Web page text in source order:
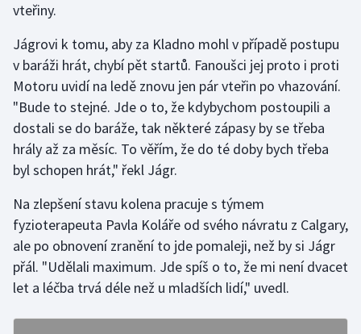
Triatlon
Veslování
Vodní slalom
Volejbal
Ostatní
vteřiny.
Jágrovi k tomu, aby za Kladno mohl v případě postupu
v baráži hrát, chybí pět startů. Fanoušci jej proto i proti
Motoru uvidí na ledě znovu jen pár vteřin po vhazování.
"Bude to stejné. Jde o to, že kdybychom postoupili a
dostali se do baráže, tak některé zápasy by se třeba
hrály až za měsíc. To věřím, že do té doby bych třeba
byl schopen hrát," řekl Jágr.
Na zlepšení stavu kolena pracuje s týmem
fyzioterapeuta Pavla Koláře od svého návratu z Calgary,
ale po obnovení zranění to jde pomaleji, než by si Jágr
přál. "Udělali maximum. Jde spíš o to, že mi není dvacet
let a léčba trvá déle než u mladších lidí," uvedl.